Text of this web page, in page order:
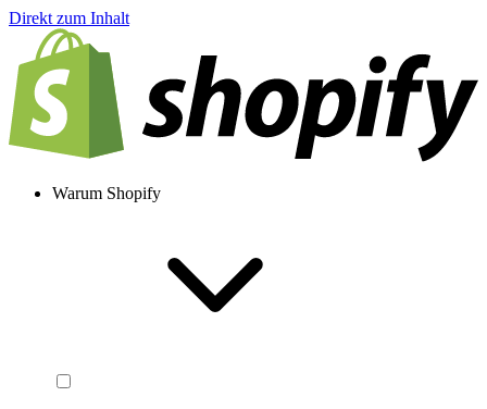
Direkt zum Inhalt
Warum Shopify